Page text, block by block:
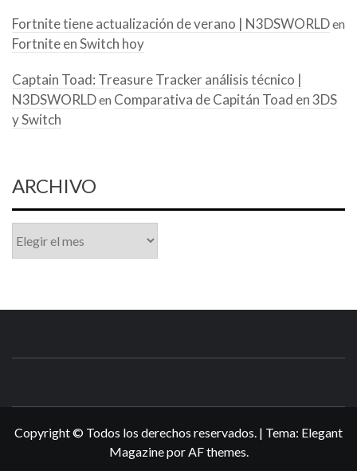
Fortnite tiene actualización de verano | N3DSWORLDen
Fortnite en Switch hoy
Captain Toad: Treasure Tracker análisis técnico |
N3DSWORLDen Comparativa de Capitán Toad en 3DS
y Switch
ARCHIVO
Copyright © Todos los derechos reservados. | Tema: Elegant
MagazineporAF themes.